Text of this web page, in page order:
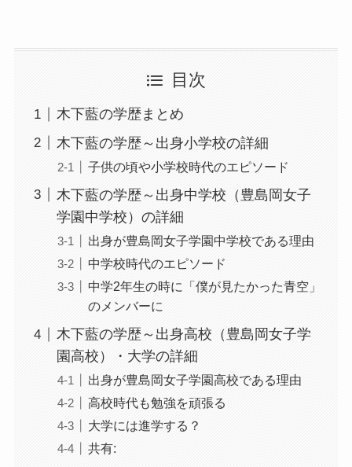
目次
木下藍の学歴まとめ
木下藍の学歴～出身小学校の詳細
子供の頃や小学校時代のエピソード
木下藍の学歴～出身中学校（豊島岡女子
学園中学校）の詳細
出身が豊島岡女子学園中学校である理由
中学校時代のエピソード
中学2年生の時に「僕が見たかった青空」
のメンバーに
木下藍の学歴～出身高校（豊島岡女子学
園高校）・大学の詳細
出身が豊島岡女子学園高校である理由
高校時代も勉強を頑張る
大学には進学する？
共有: